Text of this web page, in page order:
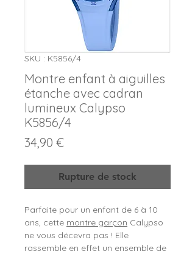
SKU : K5856/4
Montre enfant à aiguilles
étanche avec cadran
lumineux Calypso
K5856/4
34,90 €Prix
Rupture de stock
Parfaite pour un enfant de 6 à 10
ans, cette montre garçon Calypso
ne vous décevra pas ! Elle
rassemble en effet un ensemble de